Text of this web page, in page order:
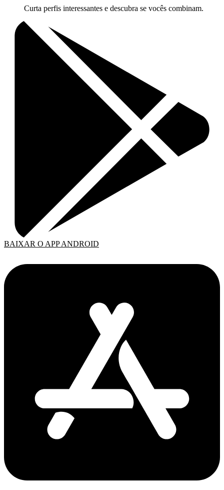
Curta perfis interessantes e descubra se vocês combinam.
BAIXAR O APP ANDROID